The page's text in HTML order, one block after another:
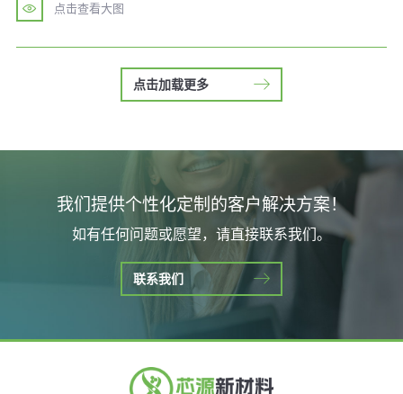
点击查看大图
点击加载更多
我们提供个性化定制的客户解决方案！
如有任何问题或愿望，请直接联系我们。
联系我们